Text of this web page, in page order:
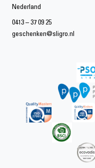
Nederland
0413 – 37 09 25
geschenken@sligro.nl